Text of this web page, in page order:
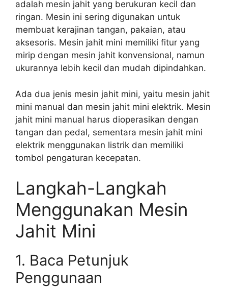
adalah mesin jahit yang berukuran kecil dan
ringan. Mesin ini sering digunakan untuk
membuat kerajinan tangan, pakaian, atau
aksesoris. Mesin jahit mini memiliki fitur yang
mirip dengan mesin jahit konvensional, namun
ukurannya lebih kecil dan mudah dipindahkan.
Ada dua jenis mesin jahit mini, yaitu mesin jahit
mini manual dan mesin jahit mini elektrik. Mesin
jahit mini manual harus dioperasikan dengan
tangan dan pedal, sementara mesin jahit mini
elektrik menggunakan listrik dan memiliki
tombol pengaturan kecepatan.
Langkah-Langkah
Menggunakan Mesin
Jahit Mini
1. Baca Petunjuk
Penggunaan